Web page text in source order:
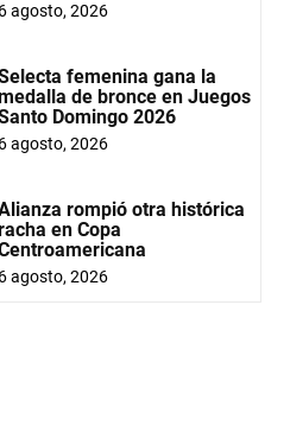
6 agosto, 2026
femenina gana la
de bronce en Juegos
Domingo 2026
6 agosto, 2026
rompió otra histórica
en Copa
6 agosto, 2026